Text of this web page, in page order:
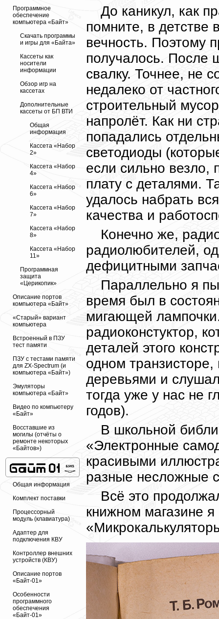
Программное
обеспечение
компьютера «Байт»
Скачать программы
и игры для «Байта»
Кассеты как
носители
информации
Обзор игр на
кассетах
Дополнительные
кассеты от БП ВТИ
Общая
информация
Кассета «Набор
2»
Кассета «Набор
4»
Кассета «Набор
6»
Кассета «Набор
7»
Кассета «Набор
8»
Кассета «Набор
11»
Программная
защита
«Церикопик»
Описание портов
компьютера «Байт»
«Старый» вариант
компьютера
Встроенный в ПЗУ
тест памяти
ПЗУ с тестами памяти
для ZX-Spectrum (и
компьютера «Байт»)
Эмуляторы
компьютера «Байт»
Видео по компьютеру
«Байт»
Восставшие из
могилы (отчёты о
ремонте некоторых
«Байтов»)
Общая информация
Комплект поставки
Процессорный
модуль (клавиатура)
Адаптер для
подключения КВУ
Контроллер внешних
устройств (КВУ)
Описание портов
«Байт-01»
Особенности
программного
обеспечения
«Байт-01»
До каникул, как
помните, в детстве
вечность. Поэтому
получалось. После
свалку. Точнее, не
недалеко от
строительный
напролёт. Как ни
попадались
светодиоды
если сильно везло,
плату с деталями.
удалось набрать
качества и
Конечно же,
радиолюбителей,
дефицитными
Параллельно я
время был в
мигающей
радиоконстуктор,
деталей этого
одном
деревьями и
тогда уже у нас не
годов).
В школьной
«Электронные
красивыми
разные несложные
Всё это
книжном магазине я